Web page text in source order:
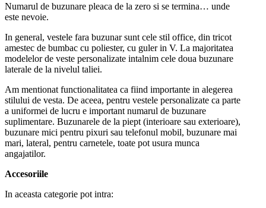
Numarul de buzunare pleaca de la zero si se termina… unde
este nevoie.
In general, vestele fara buzunar sunt cele stil office, din tricot
amestec de bumbac cu poliester, cu guler in V. La majoritatea
modelelor de veste personalizate intalnim cele doua buzunare
laterale de la nivelul taliei.
Am mentionat functionalitatea ca fiind importante in alegerea
stilului de vesta. De aceea, pentru vestele personalizate ca parte
a uniformei de lucru e important numarul de buzunare
suplimentare. Buzunarele de la piept (interioare sau exterioare),
buzunare mici pentru pixuri sau telefonul mobil, buzunare mai
mari, lateral, pentru carnetele, toate pot usura munca
angajatilor.
Accesoriile
In aceasta categorie pot intra: